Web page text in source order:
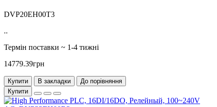
DVP20EH00T3
..
Термін поставки ~ 1-4 тижні
14779.39грн
Купити В закладки
До порівняння
Купити